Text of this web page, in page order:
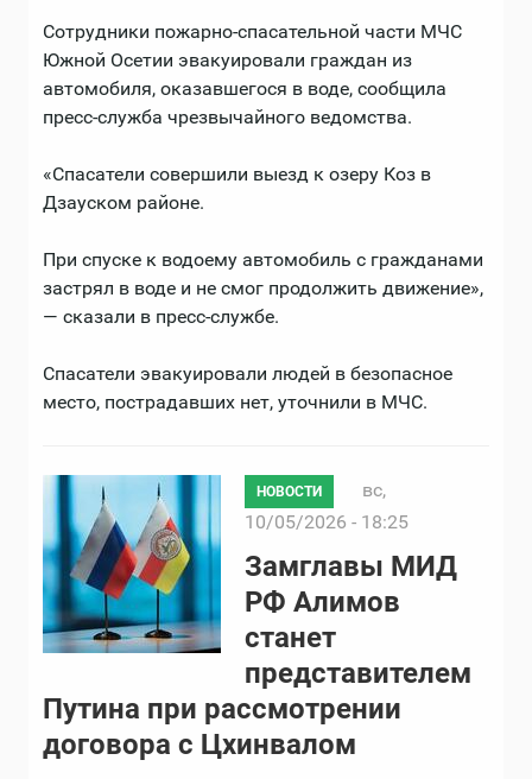
Сотрудники пожарно-спасательной части МЧС
Южной Осетии эвакуировали граждан из
автомобиля, оказавшегося в воде, сообщила
пресс-служба чрезвычайного ведомства.
«Спасатели совершили выезд к озеру Коз в
Дзауском районе.
При спуске к водоему автомобиль с гражданами
застрял в воде и не смог продолжить движение»,
— сказали в пресс-службе.
Спасатели эвакуировали людей в безопасное
место, пострадавших нет, уточнили в МЧС.
НОВОСТИ
вс,
10/05/2026 - 18:25
Замглавы МИД
РФ Алимов
станет
представителем
Путина при рассмотрении
договора с Цхинвалом